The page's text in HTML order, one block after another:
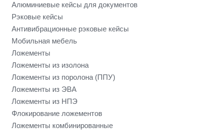
Алюминиевые кейсы для документов
Рэковые кейсы
Антивибрационные рэковые кейсы
Мобильная мебель
Ложементы
Ложементы из изолона
Ложементы из поролона (ППУ)
Ложементы из ЭВА
Ложементы из НПЭ
Флокирование ложементов
Ложементы комбинированные